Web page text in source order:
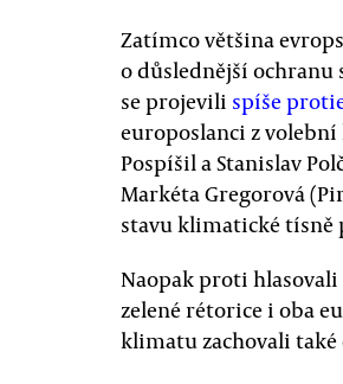
Zatímco většina
o důslednější
se projevili spíše
europoslanci z
Pospíšil a Stanislav
Markéta Gregorová
stavu klimatické tísně
Naopak proti
zelené rétorice i oba
klimatu zachovali také